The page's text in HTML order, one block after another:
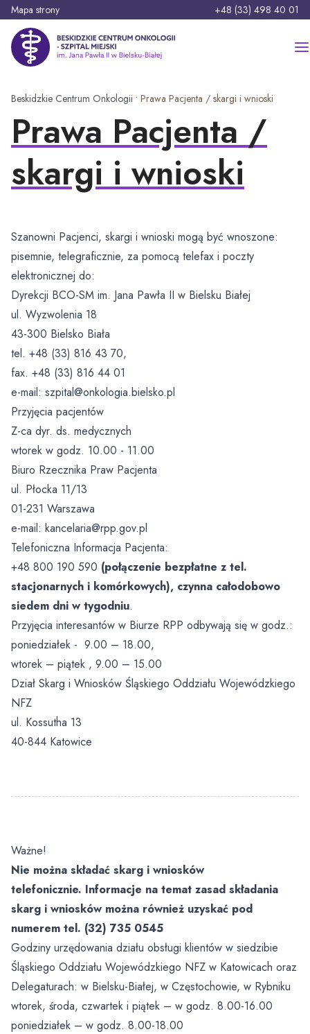
r
Mapa strony Telefon:
+48 (33) 498 40 01
Beskidzkie Centrum Onkologii - Szpital Miejski im. Jana Pawła
Szukaj:
Strona główna
Szpital
Oferty pracy
Zasady przyjęć i opuszczania szpitala
Zasady odwiedzin i opieka nad Pacjentem
Prawa pacjenta / skargi i wnioski
Standardy Ochrony Dzieci
Wniosek o udostępnienie dokumentacji medycznej
Zgłaszanie zdarzeń niepożądanych przez pacjentów
Raport o stanie zapewniania dostępności podmiotu
publicznego
Prawo Atomowe
Brakowanie dokumentacji medycznej
Agresja słowna
Świadczenia dla obywateli Ukrainy przebywających w
Polsce
Parking
Oddziały
Oddział Anestezjologii i Intensywnej Terapii
Oddział Chirurgii Onkologicznej i Ogólnej
Oddział Radioterapii i Chemioterapii
Izba Przyjęć
Blok Położniczo – Ginekologiczny
Oddział Kardiologii i Kardioonkologii
Oddział Ginekologiczno – Położniczy i Ginekologii
Onkologicznej
Oddział Noworodkowy
Oddział Medycyny Paliatywnej
Oddział Gastroenterologiczny z Pododziałem
Chorób Wewnętrznych
Oddział Dzienny Kliniki Onkologii
Klinika Onkologii
Poradnie specjalistyczne
Aktualna praca poradni specjalistycznych
Zakład Medycyny Nuklearnej
Informacje dla Pacjenta
Badania Scyntygraficzne SPECT/CT
Kardiologia Nuklearna D-SPECT
Leczenie i diagnostyka tarczycy
Dokumenty do pobrania
Zakład Patomorfologii
Zakład Diagnostyki Obrazowej
Breast Cancer Unit
Colon Cancer Unit
Koordynatorzy Leczenia Onkologicznego
Radioterapia
Zakład Radioterapii
Pracownia Brachyterapii
Zakład Fizyki Medycznej
Pracownie
Opieka Paliatywna i Długoterminowa
Zakład Pielęgnacyjno – Opiekuńczy
Opieka Paliatywna (Oddział Medycyny Paliatywnej,
Opieki Paliatywnej)
Profilaktyka
Regularne badania
Pomoc medyczna w godzinach wieczornych, w
weekendy i święta
Program Wsparcia Psychologicznego Kadry
Nie kłaniaj się bólowi
Fizjoterapia Ambulatoryjna
Laboratorium Analityczne
Psycholodzy
Opieka Duszpasterska
Żywienie dla zdrowia
Dobry Posiłek
Rozwój i inwestycje
Platforma zakupowa
Projekty unijne
Aktualności
Do pobrania
Kontakt
Beskidzkie Centrum Onkologii • Prawa Pacjenta / skargi i wnioski
Prawa Pacjenta /
skargi i wnioski
Szanowni Pacjenci, skargi i wnioski mogą być wnoszone:
pisemnie, telegraficznie, za pomocą telefax i poczty
elektronicznej do:
Dyrekcji BCO-SM im. Jana Pawła II w Bielsku Białej
ul. Wyzwolenia 18
43-300 Bielsko Biała
tel. +48 (33) 816 43 70,
fax. +48 (33) 816 44 01
e-mail: szpital@onkologia.bielsko.pl
Przyjęcia pacjentów
Z-ca dyr. ds. medycznych
wtorek w godz. 10.00 - 11.00
Biuro Rzecznika Praw Pacjenta
ul. Płocka 11/13
01-231 Warszawa
e-mail: kancelaria@rpp.gov.pl
Telefoniczna Informacja Pacjenta:
+48 800 190 590 (połączenie bezpłatne z tel.
stacjonarnych i komórkowych), czynna całodobowo
siedem dni w tygodniu.
Przyjęcia interesantów w Biurze RPP odbywają się w godz.:
poniedziałek - 9.00 – 18.00,
wtorek – piątek , 9.00 – 15.00
Dział Skarg i Wniosków Śląskiego Oddziału Wojewódzkiego
NFZ
ul. Kossutha 13
40-844 Katowice
Ważne!
Nie można składać skarg i wniosków
telefonicznie. Informacje na temat zasad składania
skarg i wniosków można również uzyskać pod
numerem tel. (32) 735 0545
Godziny urzędowania działu obsługi klientów w siedzibie
Śląskiego Oddziału Wojewódzkiego NFZ w Katowicach oraz
Delegaturach: w Bielsku-Białej, w Częstochowie, w Rybniku
wtorek, środa, czwartek i piątek – w godz. 8.00-16.00
poniedziałek – w godz. 8.00-18.00